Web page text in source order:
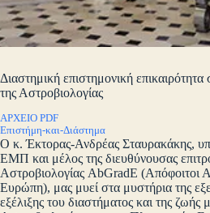
Διαστημική επιστημονική
της Αστροβιολογίας
ΑΡΧΕΙΟ PDF
Επιστήμη-και-Διάστημα
O κ. Έκτορας-Ανδρέας Σταυρακάκης,
ΕΜΠ και μέλος της διευθύνουσας
Αστροβιολογίας AbGradE (Απόφοιτοι
Ευρώπη), μας μυεί στα μυστήρια της
εξέλιξης του διαστήματος και της ζωής